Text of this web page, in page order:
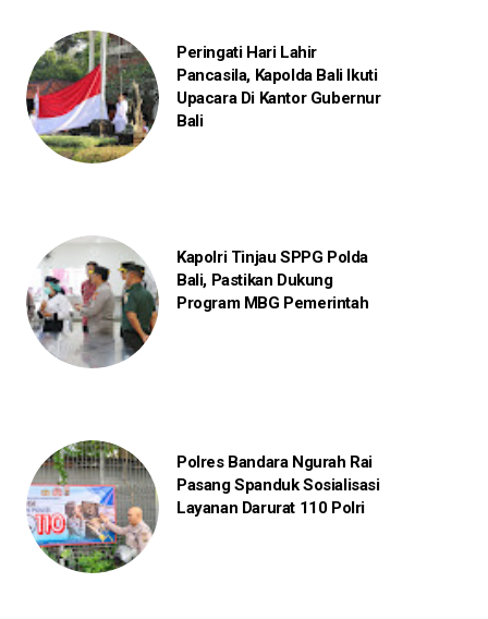
Peringati Hari Lahir
Pancasila, Kapolda Bali Ikuti
Upacara Di Kantor Gubernur
Bali
Kapolri Tinjau SPPG Polda
Bali, Pastikan Dukung
Program MBG Pemerintah
Polres Bandara Ngurah Rai
Pasang Spanduk Sosialisasi
Layanan Darurat 110 Polri